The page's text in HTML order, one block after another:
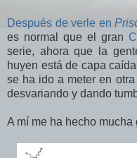
Después de verle en
es normal que el gran
serie, ahora que la
huyen está de capa
se ha ido a meter en
desvariando y dando
A mí me ha hecho